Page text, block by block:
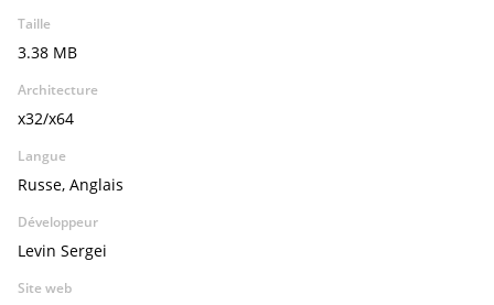
Taille
3.38 MB
Architecture
x32/x64
Langue
Russe, Anglais
Développeur
Levin Sergei
Site web